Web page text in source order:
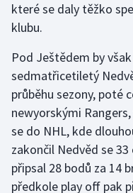
Motorsport
Olympijské hry
Parasport
Plavání
Plážový volejbal
které se daly těžko
klubu.
Pod Ještědem by
sedmatřicetiletý
průběhu sezony, poté
newyorskými
se do NHL, kde
zakončil Nedvěd se
připsal 28 bodů za 14
předkole play off pak